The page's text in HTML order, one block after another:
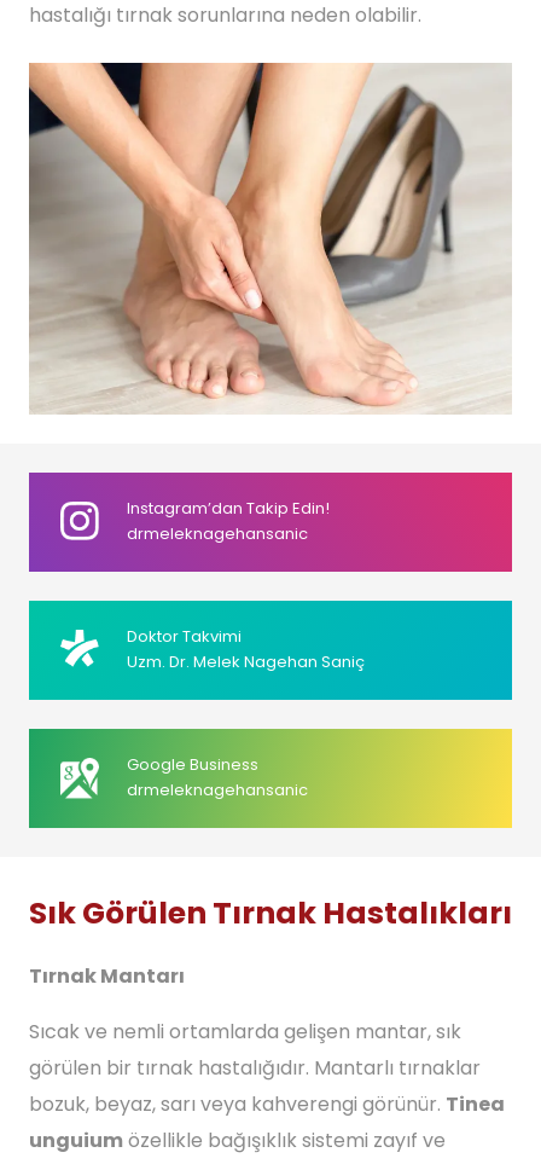
hastalığı tırnak sorunlarına neden olabilir.
Instagram’dan Takip Edin!
drmeleknagehansanic
Doktor Takvimi
Uzm. Dr. Melek Nagehan Saniç
Google Business
drmeleknagehansanic
Sık Görülen Tırnak Hastalıkları
Tırnak Mantarı
Sıcak ve nemli ortamlarda gelişen mantar, sık
görülen bir tırnak hastalığıdır. Mantarlı tırnaklar
bozuk, beyaz, sarı veya kahverengi görünür. Tinea
unguiumözellikle bağışıklık sistemi zayıf ve